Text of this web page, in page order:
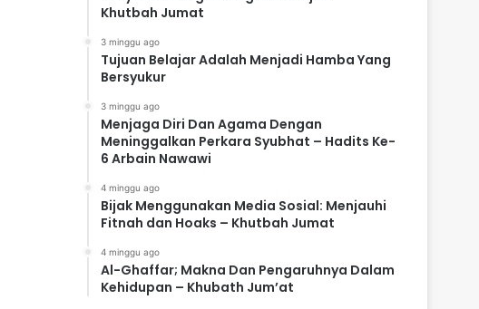
Khutbah Jumat
3 minggu ago
Tujuan Belajar Adalah Menjadi Hamba Yang
Bersyukur
3 minggu ago
Menjaga Diri Dan Agama Dengan
Meninggalkan Perkara Syubhat – Hadits Ke-
6 Arbain Nawawi
4 minggu ago
Bijak Menggunakan Media Sosial: Menjauhi
Fitnah dan Hoaks – Khutbah Jumat
4 minggu ago
Al-Ghaffar; Makna Dan Pengaruhnya Dalam
Kehidupan – Khubath Jum’at